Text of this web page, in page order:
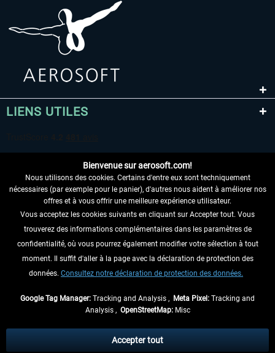
LIENS UTILES
RENONCER AU CONTRAT ICI
INFORMATIONS
NE MANQUEZ PAS LES DERNIÈRES
échéant, frais de remboursement, si aucune description contraire.
Bienvenue sur aerosoft.com!
Nous utilisons des cookies. Certains d'entre eux sont techniquement
nécessaires (par exemple pour le panier), d'autres nous aident à améliorer nos
offres et à vous offrir une meilleure expérience utilisateur.
Vous acceptez les cookies suivants en cliquant sur Accepter tout. Vous
trouverez des informations complémentaires dans les paramètres de
confidentialité, où vous pourrez également modifier votre sélection à tout
moment. Il suffit d'aller à la page avec la déclaration de protection des
données. Consultez notre déclaration de protection des données.
Google Tag Manager: Tracking and Analysis , Meta Pixel: Tracking and
Analysis , OpenStreetMap:Misc
Accepter tout